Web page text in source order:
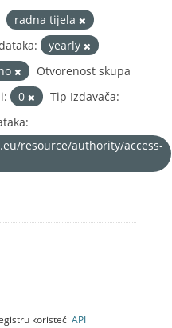
radna tijela
yearly
Otvorenost skupa
0
Tip Izdavača:
resource/authority/access-
koristeći API